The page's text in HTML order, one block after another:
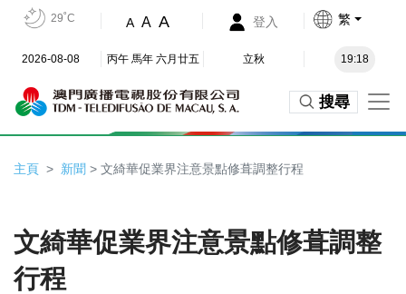
29˚C A A A 登入 繁
2026-08-08 丙午 馬年 六月廿五 立秋 19:18
搜尋
主頁 新聞 > 文綺華促業界注意景點修葺調整行程
文綺華促業界注意景點修葺調整
行程